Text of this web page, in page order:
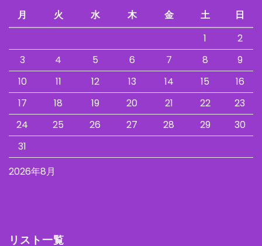
2026年8月
月 火 水 木 金 土
日
1
2
3
4 5 6 7 8
9
10
11 12 13 14 15
16
17
18 19 20 21 22
23
24
25 26 27 28 29
30
31
リスト一覧